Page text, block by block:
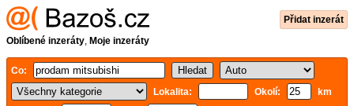
Přidat inzerát
Oblíbené inzeráty, Moje inzeráty
Co:
Lokalita:
Okolí:
km